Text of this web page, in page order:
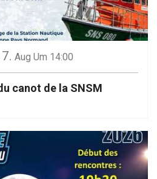
7. Aug Um 14:00
canot de la SNSM